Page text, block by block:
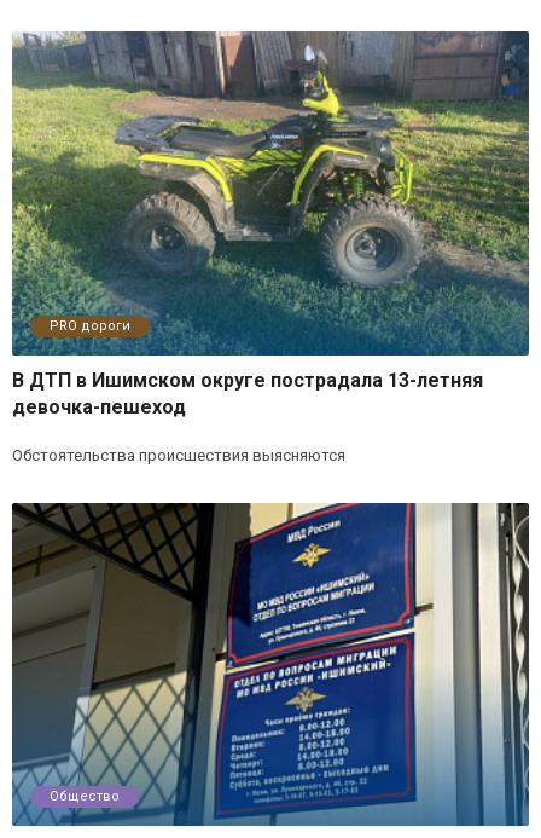
PRO дороги
В ДТП в Ишимском округе пострадала 13-летняя
девочка-пешеход
Обстоятельства происшествия выясняются
Общество